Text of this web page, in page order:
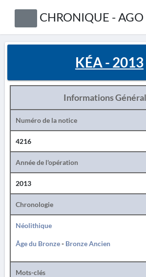
CHRONIQUE - AGO
KÉA - 2013
Informations
Numéro de la notice
4216
Année de l'opération
2013
Chronologie
Néolithique
Âge du Bronze- Bronze Ancien
Mots-clés